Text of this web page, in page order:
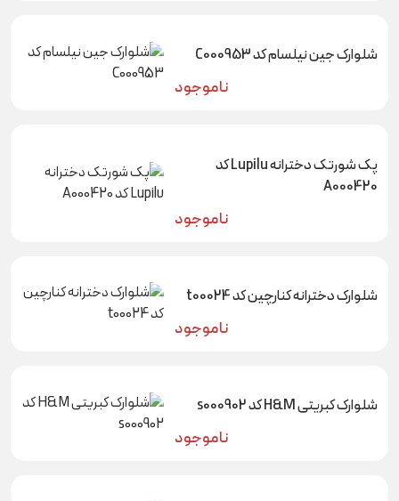
شلوارک جین نیلسام کد C000953
ناموجود
پک شورتک دخترانه Lupilu کد
A000420
ناموجود
شلوارک دخترانه کنارچین کد t00024
ناموجود
شلوارک کبریتی H&M کد s000902
ناموجود